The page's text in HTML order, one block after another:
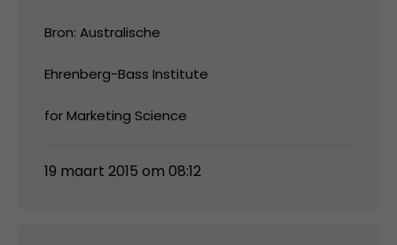
Bron: Australische
Ehrenberg-Bass Institute
for Marketing Science
19 maart 2015 om 08:12